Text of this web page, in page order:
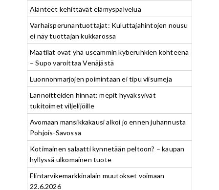
Alanteet kehittävät elämyspalvelua
Varhaisperunantuottajat: Kuluttajahintojen nousu
ei näy tuottajan kukkarossa
Maatilat ovat yhä useammin kyberuhkien kohteena
– Supo varoittaa Venäjästä
Luonnonmarjojen poimintaan ei tipu viisumeja
Lannoitteiden hinnat: mepit hyväksyivät
tukitoimet viljelijöille
Avomaan mansikkakausi alkoi jo ennen juhannusta
Pohjois-Savossa
Kotimainen salaatti kynnetään peltoon? – kaupan
hyllyssä ulkomainen tuote
Elintarvikemarkkinalain muutokset voimaan
22.6.2026